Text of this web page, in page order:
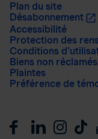
Plan du site
Désabonnement
Accessibilité
Protection des
Conditions
Biens non réclamés
Plaintes
Préférence de